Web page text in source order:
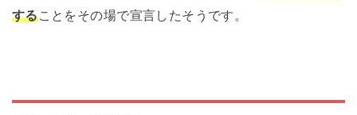
することをその場で宣言したそうです。